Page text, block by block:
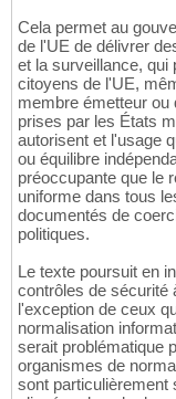
Cela permet au
de l'UE de délivrer
et la surveillance, qui
citoyens de l'UE,
membre émetteur
prises par les États
autorisent et l'usage
ou équilibre
préoccupante que le
uniforme dans tous
documentés de
politiques.
Le texte poursuit en
contrôles de sécurité
l'exception de ceux
normalisation
serait problématique
organismes de
sont particulièrement